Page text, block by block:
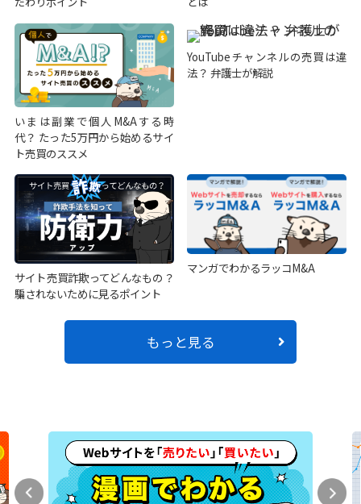
いまは副業で個人M&Aする時
代？ たった5万円から始めるサイ
ト売買のススメ
YouTubeチャンネルの売買は違
法？ 弁護士が解説
サイト売買詐欺ってどんなもの？
騙されないために見るポイント
マンガでわかるラッコM&A
もっと見る